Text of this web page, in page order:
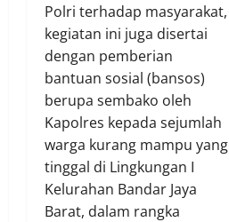
Polri terhadap masyarakat,
kegiatan ini juga disertai
dengan pemberian
bantuan sosial (bansos)
berupa sembako oleh
Kapolres kepada sejumlah
warga kurang mampu yang
tinggal di Lingkungan I
Kelurahan Bandar Jaya
Barat, dalam rangka